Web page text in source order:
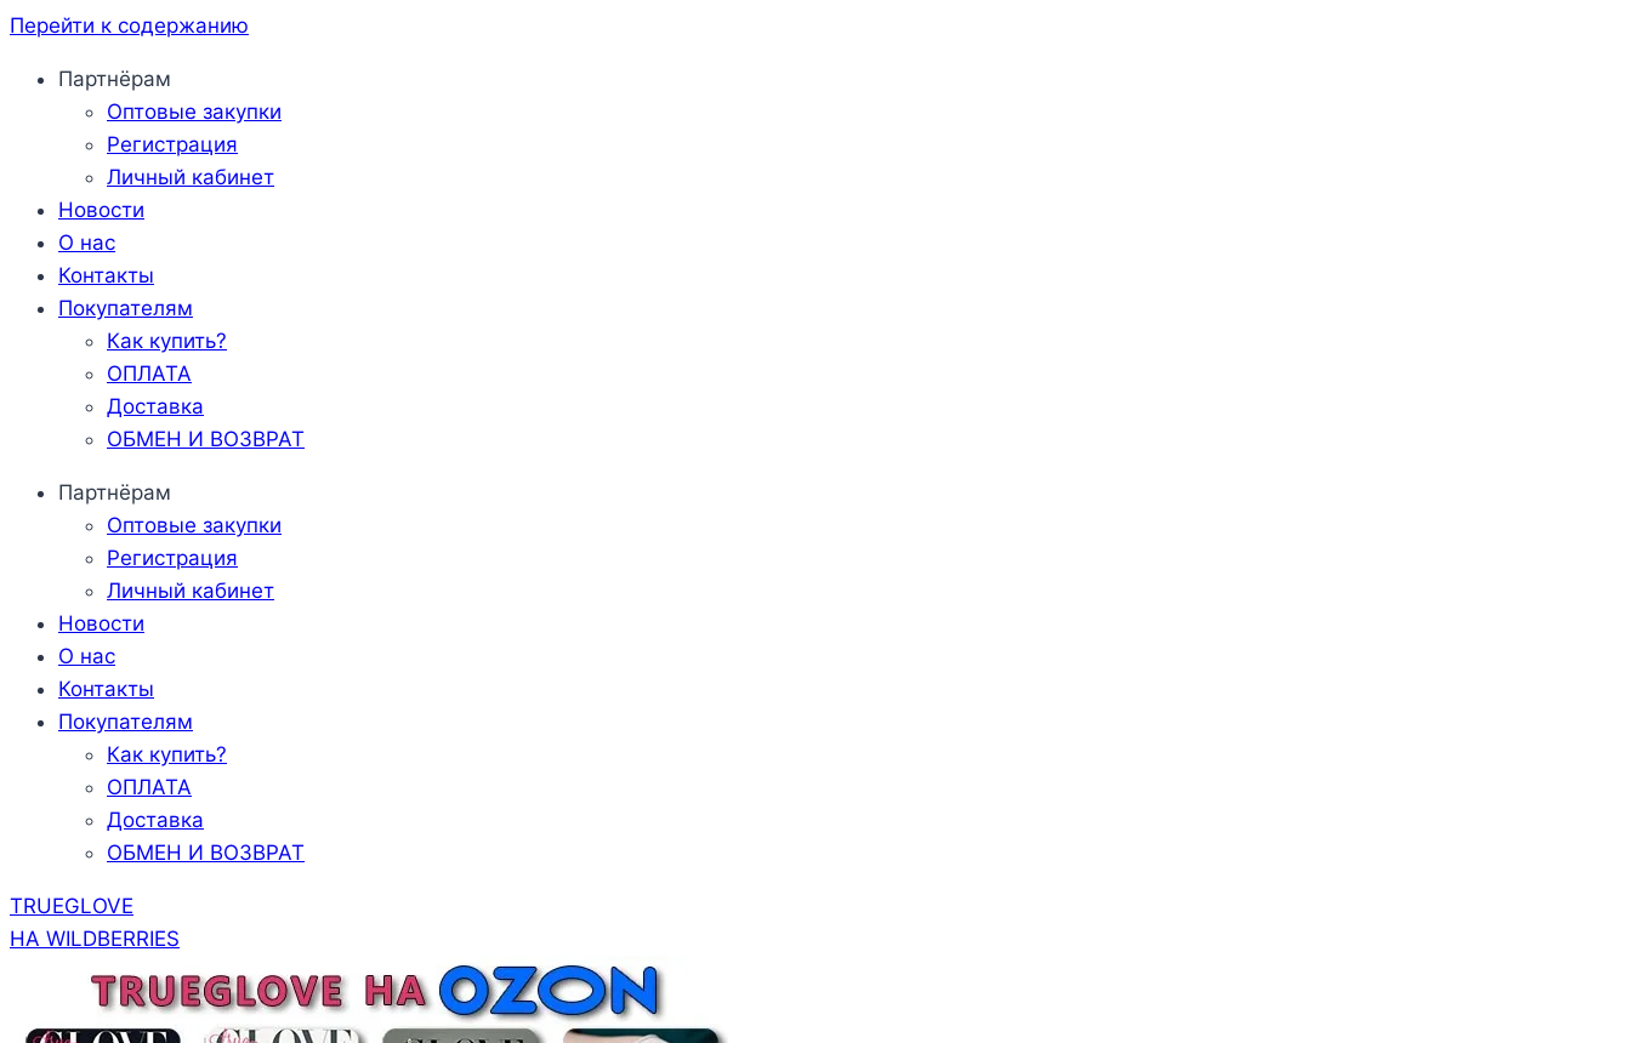
Перейти к содержанию
Партнёрам
Оптовые закупки
Регистрация
Личный кабинет
Новости
О нас
Контакты
Покупателям
Как купить?
ОПЛАТА
Доставка
ОБМЕН И ВОЗВРАТ
Партнёрам
Оптовые закупки
Регистрация
Личный кабинет
Новости
О нас
Контакты
Покупателям
Как купить?
ОПЛАТА
Доставка
ОБМЕН И ВОЗВРАТ
TRUEGLOVE
НА WILDBERRIES